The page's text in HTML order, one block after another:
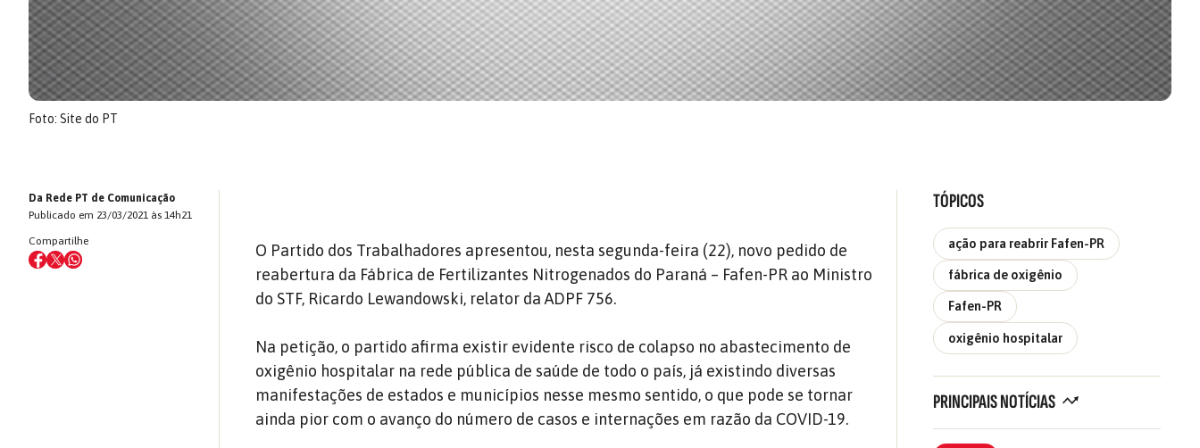
Foto: Site do PT
Da Rede PT de Comunicação
Publicado em 23/03/2021 às 14h21
Compartilhe
O Partido dos Trabalhadores apresentou, nesta segunda-feira (22), novo pedido de
reabertura da Fábrica de Fertilizantes Nitrogenados do Paraná – Fafen-PR ao Ministro
do STF, Ricardo Lewandowski, relator da ADPF 756.
Na petição, o partido afirma existir evidente risco de colapso no abastecimento de
oxigênio hospitalar na rede pública de saúde de todo o país, já existindo diversas
manifestações de estados e municípios nesse mesmo sentido, o que pode se tornar
ainda pior com o avanço do número de casos e internações em razão da COVID-19.
TÓPICOS
ação para reabrir Fafen-PR
fábrica de oxigênio
Fafen-PR
oxigênio hospitalar
PRINCIPAIS NOTÍCIAS